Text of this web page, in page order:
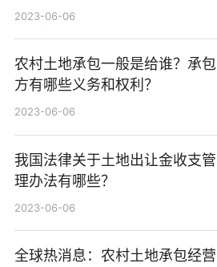
2023-06-06
农村土地承包一般是给谁？承包
方有哪些义务和权利？
2023-06-06
我国法律关于土地出让金收支管
理办法有哪些？
2023-06-06
全球热消息：农村土地承包经营